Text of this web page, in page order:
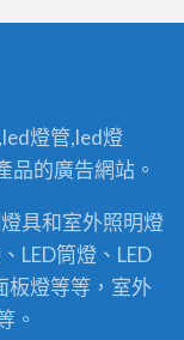
燈管,led燈
品的廣告網站。
具和室外照明燈
LED筒燈、LED
板燈等等，室外
。